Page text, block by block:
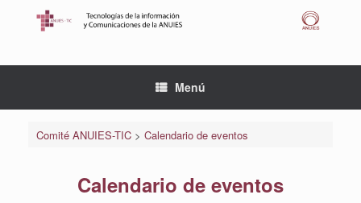
Menú
Comité ANUIES-TIC> Calendario de eventos
Calendario de eventos